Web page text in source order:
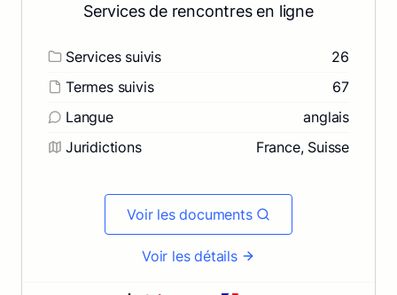
Services de rencontres en ligne
Services suivis
26
Termes suivis
67
Langue
anglais
Juridictions
France, Suisse
Voir les documents
Voir les détails